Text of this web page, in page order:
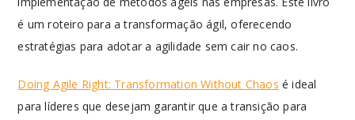
é um roteiro para a transformação ágil, oferecendo
estratégias para adotar a agilidade sem cair no caos.
Doing Agile Right: Transformation Without Chaos é ideal
para líderes que desejam garantir que a transição para